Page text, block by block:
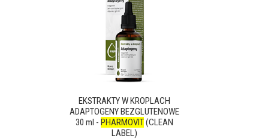
EKSTRAKTY W KROPLACH
ADAPTOGENY BEZGLUTENOWE
30 ml - PHARMOVIT(CLEAN
LABEL)